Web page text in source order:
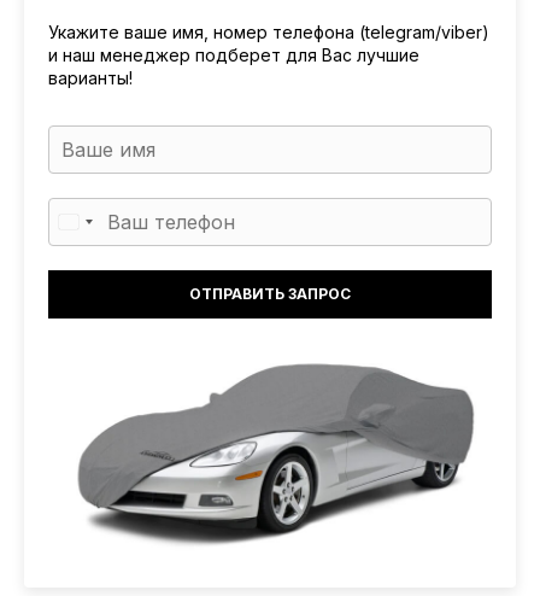
Укажите ваше имя, номер телефона (telegram/viber)
и наш менеджер подберет для Вас лучшие
варианты!